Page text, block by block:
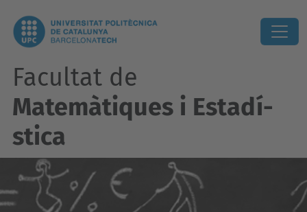
Facultat de
Matemàtiques i Estadí­
stica